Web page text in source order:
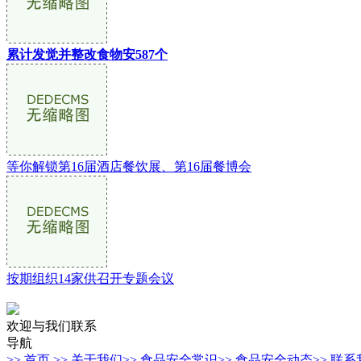
累计发觉并整改食物安587个
等你解锁第16届酒店餐饮展、第16届餐博会
按期组织14家供召开专题会议
欢迎与我们联系
导航